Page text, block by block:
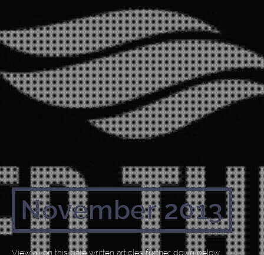
November 2013
View all on this date written articles further down below.